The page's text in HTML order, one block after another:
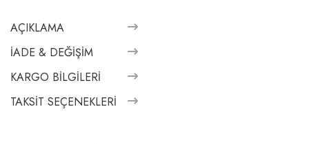
AÇIKLAMA
İADE & DEĞIŞIM
KARGO BILGILERI
TAKSIT SEÇENEKLERI